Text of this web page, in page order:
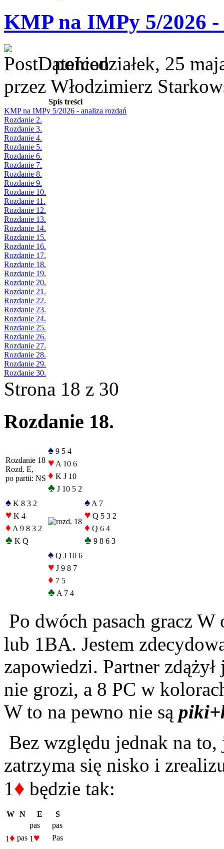
KMP na IMPy 5/2026
poniedziałek, 25
przez Włodzimierz
Spis treści
KMP na IMPy 5/2026 - analiza rozdań
Rozdanie 2.
Rozdanie 3.
Rozdanie 4.
Rozdanie 5.
Rozdanie 6.
Rozdanie 7.
Rozdanie 8.
Rozdanie 9.
Rozdanie 10.
Rozdanie 11.
Rozdanie 12.
Rozdanie 13.
Rozdanie 14.
Rozdanie 15.
Rozdanie 16.
Rozdanie 17.
Rozdanie 18.
Rozdanie 19.
Rozdanie 20.
Rozdanie 21.
Rozdanie 22.
Rozdanie 23.
Rozdanie 24.
Rozdanie 25.
Rozdanie 26.
Rozdanie 27.
Rozdanie 28.
Rozdanie 29.
Rozdanie 30.
Strona 18 z 30
Rozdanie 18.
Rozdanie 18
Rozd. E,
po partii: NS
♠ 9 5 4
♥ A 10 6
♦ K J 10
♣ J 10 5 2
♠ K 8 3 2
♥ K 4
♦ A 9 8 3 2
♣ K Q
♠ A 7
♥ Q 5 3 2
♦ Q 6 4
♣ 9 8 6 3
♠ Q J 10 6
♥ J 9 8 7
♦ 7 5
♣ A 7 4
Po dwóch pasach gracz
lub 1BA. Jestem
zapowiedzi. Partner
nie grozi, a 8 PC w
W to na pewno nie są
Bez względu jednak na
zatrzyma się nisko i
1 ♦ będzie tak:
W N E
S
pas
pas
1♦ pas 1 ♥
Pas